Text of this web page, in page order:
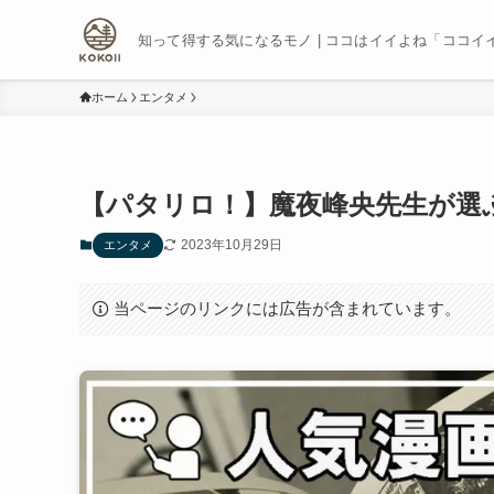
知って得する気になるモノ | ココはイイよね「ココイ
ホーム エンタメ
【パタリロ！】魔夜峰央先生が
エンタメ 2023年10月29日
当ページのリンクには広告が含まれています。